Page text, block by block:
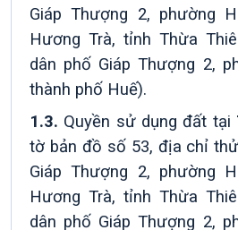
Giáp Thượng 2, phường
Hương Trà, tỉnh Thừa
dân phố Giáp Thượng 2,
thành phố Huế).
1.3. Quyền sử dụng đất tại
tờ bản đồ số 53, địa chỉ
Giáp Thượng 2, phường
Hương Trà, tỉnh Thừa
dân phố Giáp Thượng 2,